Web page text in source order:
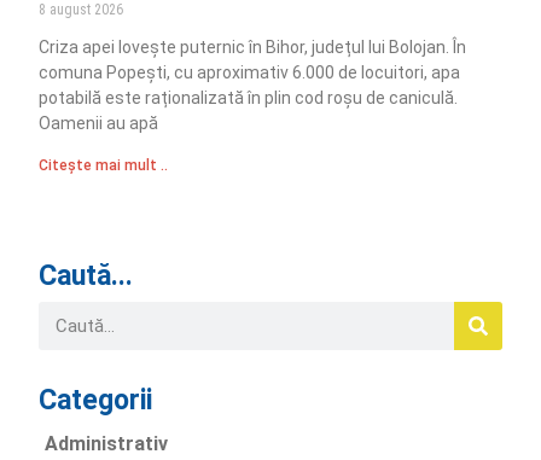
8 august 2026
Criza apei lovește puternic în Bihor, județul lui Bolojan. În
comuna Popești, cu aproximativ 6.000 de locuitori, apa
potabilă este raționalizată în plin cod roșu de caniculă.
Oamenii au apă
Citește mai mult ..
Caută...
Categorii
Administrativ